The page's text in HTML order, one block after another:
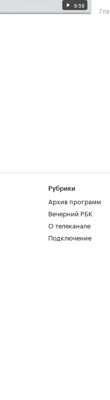
9:59
Рубрики
Архив программ
Вечерний РБК
О телеканале
Подключение